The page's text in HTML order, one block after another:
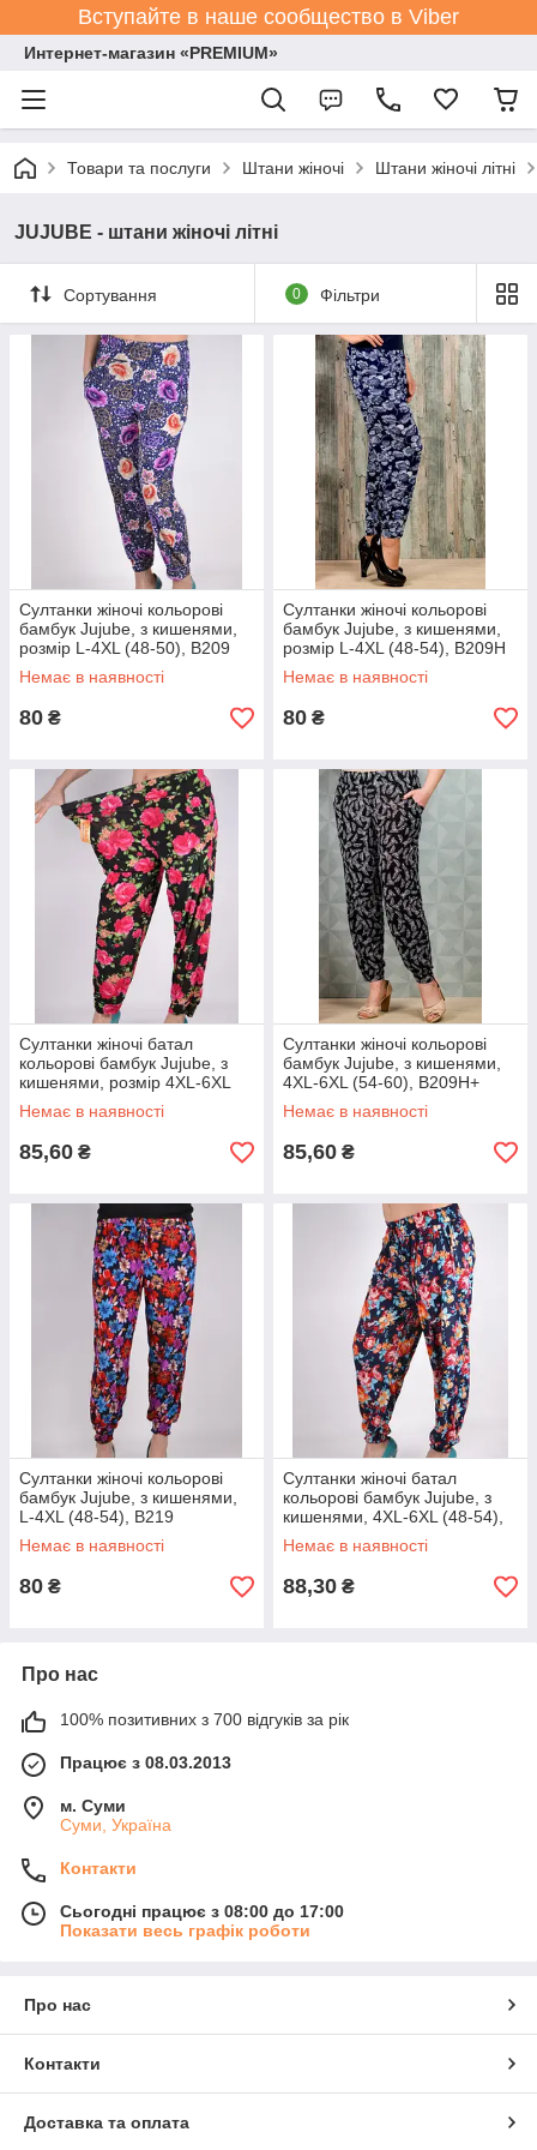
Вступайте в наше сообщество в Viber
Интернет-магазин «PREMIUM»
Товари та послуги Штани жіночі Штани жіночі літні
JUJUBE - штани жіночі літні
Сортування 0 Фільтри
Султанки жіночі кольорові
бамбук Jujube, з кишенями,
розмір L-4XL (48-50), B209
Немає в наявності
80 ₴
Султанки жіночі кольорові
бамбук Jujube, з кишенями,
розмір L-4XL (48-54), B209H
Немає в наявності
80 ₴
Султанки жіночі батал
кольорові бамбук Jujube, з
кишенями, розмір 4XL-6XL
(48-54), B209+
Немає в наявності
85,60 ₴
Султанки жіночі кольорові
бамбук Jujube, з кишенями,
4XL-6XL (54-60), B209H+
Немає в наявності
85,60 ₴
Султанки жіночі кольорові
бамбук Jujube, з кишенями,
L-4XL (48-54), B219
Немає в наявності
80 ₴
Султанки жіночі батал
кольорові бамбук Jujube, з
кишенями, 4XL-6XL (48-54),
B219+
Немає в наявності
88,30 ₴
Про нас
100% позитивних з 700 відгуків за рік
Працює з 08.03.2013
м. Суми
Суми, Україна
Контакти
Сьогодні працює з 08:00 до 17:00
Показати весь графік роботи
Про нас
Контакти
Доставка та оплата